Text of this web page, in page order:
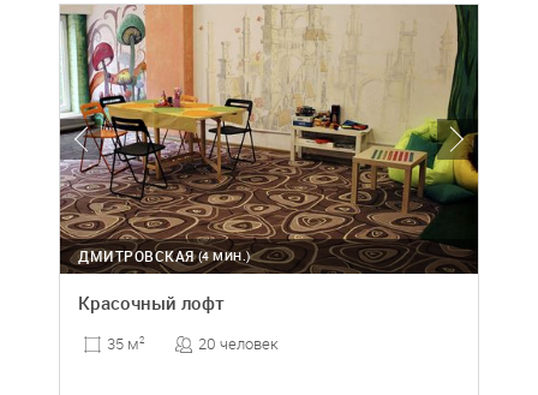
(4 МИН.)
ДМИТРОВСКАЯ
Красочный лофт
35 м2 20 человек